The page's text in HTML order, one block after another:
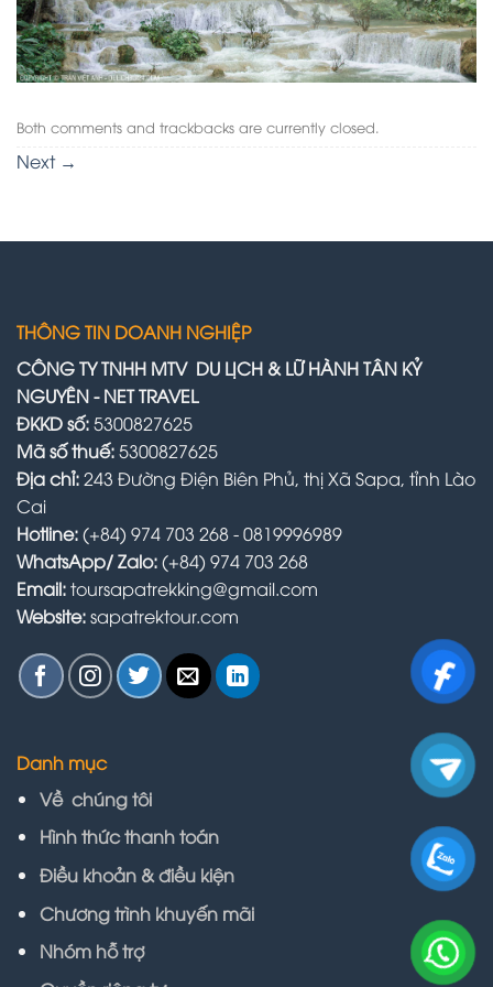
Both comments and trackbacks are currently closed.
Next →
THÔNG TIN DOANH NGHIỆP
CÔNG TY TNHH MTV DU LỊCH & LỮ HÀNH TÂN KỶ
NGUYÊN - NET TRAVEL
ĐKKD số:5300827625
Mã số thuế:5300827625
Địa chỉ:243 Đường Điện Biên Phủ, thị Xã Sapa, tỉnh Lào
Cai
Hotline:(+84) 974 703 268 - 0819996989
WhatsApp/ Zalo:(+84) 974 703 268
Email:toursapatrekking@gmail.com
Website:sapatrektour.com
Danh mục
Về chúng tôi
Hình thức thanh toán
Điều khoản & điều kiện
Chương trình khuyến mãi
Nhóm hỗ trợ